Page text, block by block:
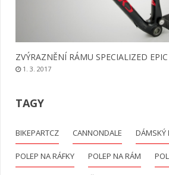
ZVÝRAZNĚNÍ RÁMU SPECIALIZED
1. 3. 2017
TAGY
BIKEPARTCZ CANNONDALE DÁMSKÝ
POLEP NA RÁFKY POLEP NA RÁM